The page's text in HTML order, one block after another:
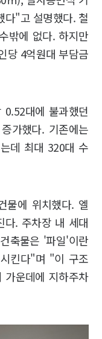
다"고 설명했다. 철
밖에 없다. 하지만
당 4억원대 부담금
대에 불과했던
가했다. 기존에는
데 최대 320대 수
물에 위치했다. 엘
다. 주차장 내 세대
축물은 '파일'이란
킨다"며 "이 구조
운데에 지하주차